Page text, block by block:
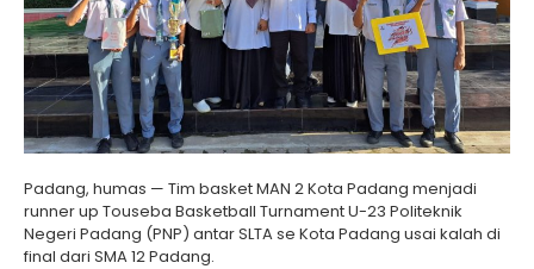
Padang, humas — Tim basket MAN 2 Kota Padang menjadi
runner up Touseba Basketball Turnament U-23 Politeknik
Negeri Padang (PNP) antar SLTA se Kota Padang usai kalah di
final dari SMA 12 Padang.